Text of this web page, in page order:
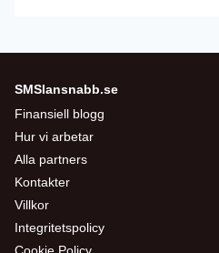
SMSlansnabb.se
Finansiell blogg
Hur vi arbetar
Alla partners
Kontakter
Villkor
Integritetspolicy